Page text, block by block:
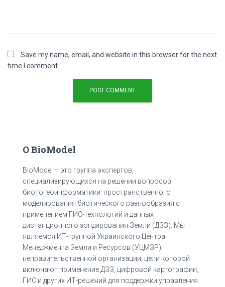
Save my name, email, and website in this browser for the next
time I comment.
О BioModel
BioModel – это группа экспертов,
специализирующихся на решении вопросов
биотогеоинформатики: пространственного
моделирования биотического разнообразия с
применением ГИС-технологий и данных
дистанционного зондирования Земли (ДЗЗ). Мы
являемся ИТ-группой Украинского Центра
Менеджмента Земли и Ресурсов (УЦМЗР),
неправительственной организации, цели которой
включают применение ДЗЗ, цифровой картографии,
ГИС и других ИТ-решений для поддержки управления